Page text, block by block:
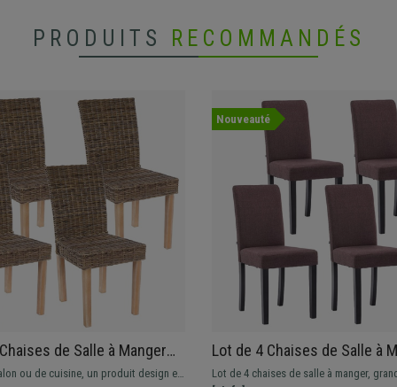
PRODUITS RECOMMANDÉS
de Salle à Manger
Poly Rotin, Gris Naturel
ou de cuisine, un produit design et
Nouveauté
Lot de 4 Chaises de Salle à
ADRIA, En Tissu Marron,
Lot de 4 chaises de salle à manger,